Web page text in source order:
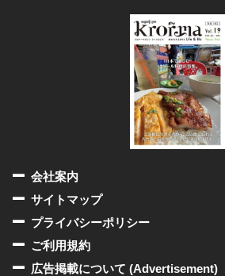
会社案内
サイトマップ
プライバシーポリシー
ご利用規約
広告掲載について (Advertisement)